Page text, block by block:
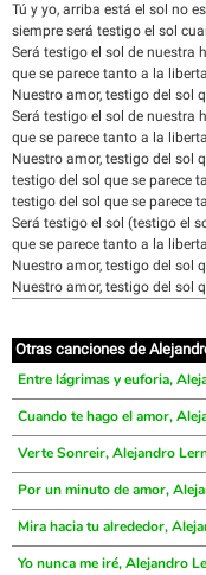
Tú y yo, arriba está el sol no
siempre será testigo el sol
Será testigo el sol de nuestra
que se parece tanto a la
Nuestro amor, testigo del sol
Será testigo el sol de nuestra
que se parece tanto a la
Nuestro amor, testigo del sol
testigo del sol que se parece
testigo del sol que se parece
Será testigo el sol (testigo el
que se parece tanto a la
Nuestro amor, testigo del sol
Nuestro amor, testigo del sol
Otras canciones de
Entre lágrimas y euforia,
Cuando te hago el amor,
Verte Sonreir, Alejandro
Por un minuto de amor,
Mira hacia tu alrededor,
Yo nunca me iré, Alejandro